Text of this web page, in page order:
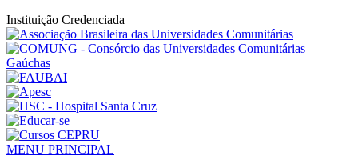
Instituição Credenciada
MENU PRINCIPAL